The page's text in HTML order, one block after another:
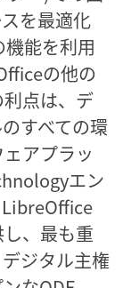
を最適化
能を利用
の他の
点は、デ
すべての環
アプラッ
エン
LibreOffice
、最も重
ジタル主権